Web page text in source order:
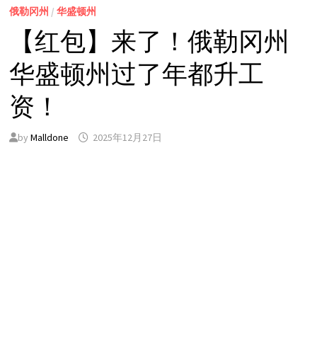
俄勒冈州 / 华盛顿州
【红包】来了！俄勒冈州
华盛顿州过了年都升工
资！
by Malldone 2025年12月27日